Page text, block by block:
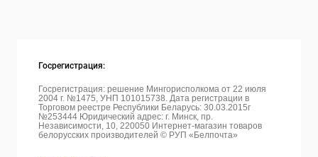
Госрегистрация:
Госрегистрация: решение Мингорисполкома от 22 июля
2004 г. №1475, УНП 101015738. Дата регистрации в
Торговом реестре Республики Беларусь: 30.03.2015г
№253444 Юридический адрес: г. Минск, пр.
Независимости, 10, 220050 Интернет-магазин товаров
белорусских производителей © РУП «Белпочта»